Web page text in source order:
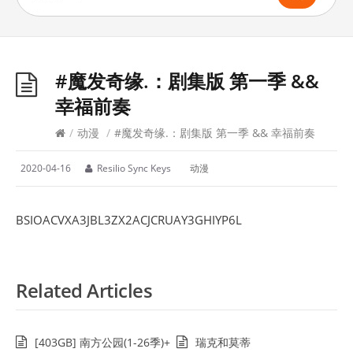
#魔发奇缘.：剧集版 第一季 &&
幸福前奏
/ 动漫 / #魔发奇缘.：剧集版 第一季 && 幸福前奏
2020-04-16 Resilio Sync Keys 动漫
BSIOACVXA3JBL3ZX2ACJCRUAY3GHIYP6L
Related Articles
[403GB] 南方公园(1-26季)+
瑞克和莫蒂